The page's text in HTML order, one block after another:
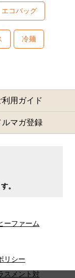
エコバッグ
冷麺
利用ガイド
ルマガ登録
。
ーファーム
リシー
スメント対